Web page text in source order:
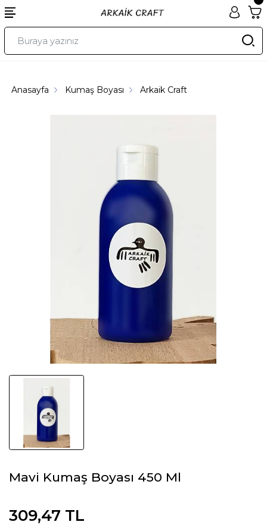
Anasayfa Kumaş Boyası Arkaik Craft
Mavi Kumaş Boyası 450 Ml
309,47 TL